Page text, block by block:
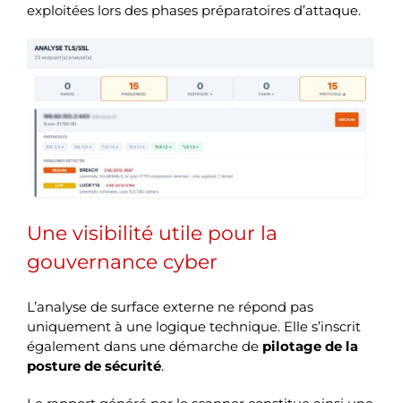
exploitées lors des phases préparatoires d’attaque.
Une visibilité utile pour la
gouvernance cyber
L’analyse de surface externe ne répond pas
uniquement à une logique technique. Elle s’inscrit
également dans une démarche de pilotage de la
posture de sécurité.